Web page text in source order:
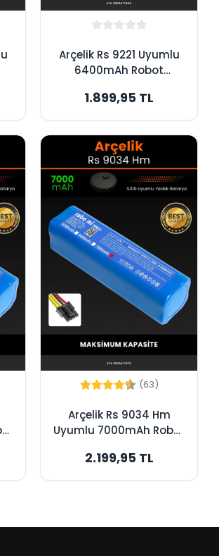
Arçelik Rs 9221 Uyumlu
6400mAh Robot
Yüksek Kapasite
1.899,95 TL
(63)
Arçelik Rs 9034 Hm
Uyumlu 7000mAh Robot
Maksimum Kapasite
2.199,95 TL